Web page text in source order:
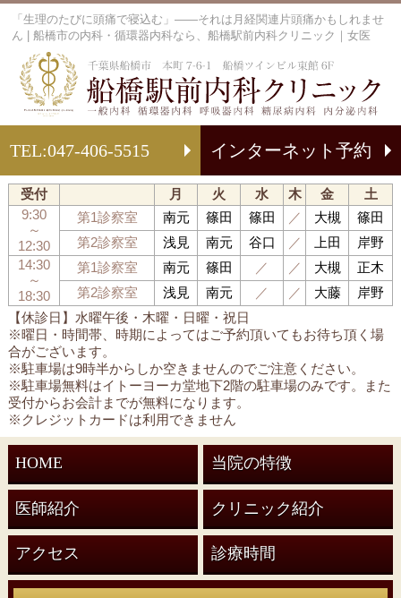
「生理のたびに頭痛で寝込む」――それは月経関連片頭痛かもしれませ
ん | 船橋市の内科・循環器内科なら、船橋駅前内科クリニック｜女医
TEL:047-406-5515 インターネット予約
【休診日】水曜午後・木曜・日曜・祝日
※曜日・時間帯、時期によってはご予約頂いてもお待ち頂く場
合がございます。
※駐車場は9時半からしか空きませんのでご注意ください。
※駐車場無料はイトーヨーカ堂地下2階の駐車場のみです。また
受付からお会計までが無料になります。
※クレジットカードは利用できません
受付 月 火 水 木 金
土
9:30
～
12:30
第1診察室 南元 篠田 篠田 ／ 大槻
篠田
第2診察室
浅見 南元 谷口 ／ 上田
岸野
14:30
～
18:30
第1診察室 南元 篠田 ／ ／ 大槻
正木
第2診察室
浅見 南元 ／ ／ 大藤 岸野
HOME 当院の特徴
医師紹介 クリニック紹介
アクセス 診療時間